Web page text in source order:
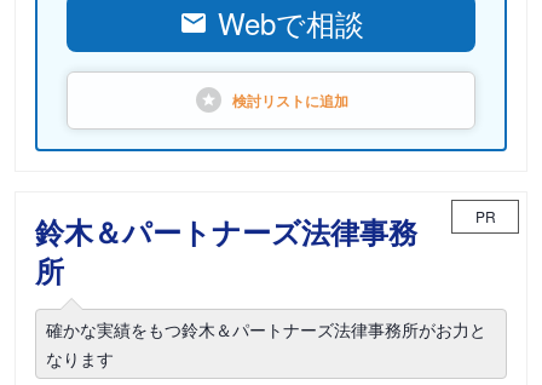
Webで相談
検討リストに追加
鈴木＆パートナーズ法律事務
所
PR
確かな実績をもつ鈴木＆パートナーズ法律事務所がお力と
なります